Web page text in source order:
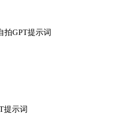
拍GPT提示词
提示词